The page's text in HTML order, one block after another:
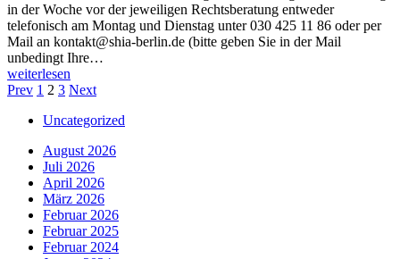
in der Woche vor der jeweiligen Rechtsberatung entweder
telefonisch am Montag und Dienstag unter 030 425 11 86 oder per
Mail an kontakt@shia-berlin.de (bitte geben Sie in der Mail
unbedingt Ihre…
weiterlesen
Seitennummerierung
der
Beiträge
Prev 1 2 3 Next
Uncategorized
August 2026
Juli 2026
April 2026
März 2026
Februar 2026
Februar 2025
Februar 2024